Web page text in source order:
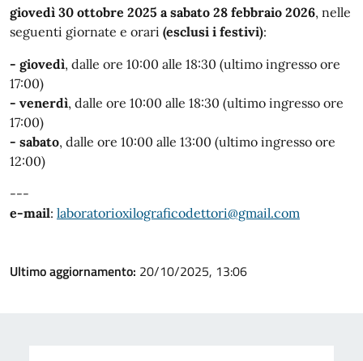
giovedì 30 ottobre 2025 a sabato 28 febbraio 2026, nelle
seguenti giornate e orari (esclusi i festivi):
- giovedì, dalle ore 10:00 alle 18:30 (ultimo ingresso ore
17:00)
- venerdì, dalle ore 10:00 alle 18:30 (ultimo ingresso ore
17:00)
- sabato, dalle ore 10:00 alle 13:00 (ultimo ingresso ore
12:00)
---
e-mail: laboratorioxilograficodettori@gmail.com
Ultimo aggiornamento: 20/10/2025, 13:06